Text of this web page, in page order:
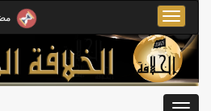
Toggle
navigation